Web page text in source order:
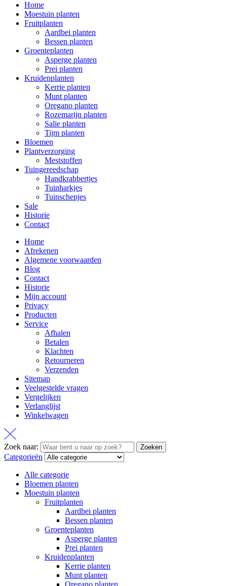
Home
Moestuin planten
Fruitplanten
Aardbei planten
Bessen planten
Groenteplanten
Asperge planten
Prei planten
Kruidenplanten
Kerrie planten
Munt planten
Oregano planten
Rozemarijn planten
Salie planten
Tijm planten
Bloemen
Plantverzorging
Meststoffen
Tuingereedschap
Handkrabbertjes
Tuinharkjes
Tuinschepjes
Sale
Historie
Contact
Home
Afrekenen
Algemene voorwaarden
Blog
Contact
Historie
Mijn account
Privacy
Producten
Service
Afhalen
Betalen
Klachten
Retourneren
Verzenden
Sitemap
Veelgestelde vragen
Vergelijken
Verlanglijst
Winkelwagen
Zoek naar: Zoeken
Categorieën
Alle categorie
Bloemen planten
Moestuin planten
Fruitplanten
Aardbei planten
Bessen planten
Groenteplanten
Asperge planten
Prei planten
Kruidenplanten
Kerrie planten
Munt planten
Oregano planten